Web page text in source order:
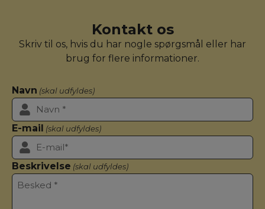
Kontakt os
Skriv til os, hvis du har nogle spørgsmål eller har
brug for flere informationer.
Navn (skal udfyldes)
E-mail (skal udfyldes)
Beskrivelse (skal udfyldes)